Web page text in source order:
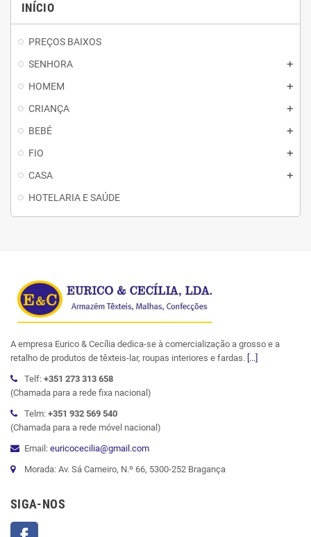
INÍCIO
PREÇOS BAIXOS
SENHORA
HOMEM
CRIANÇA
BEBÉ
FIO
CASA
HOTELARIA E SAÚDE
A empresa Eurico & Cecília dedica-se à comercialização a grosso e a
retalho de produtos de têxteis-lar, roupas interiores e fardas. [...]
Telf: +351 273 313 658
(Chamada para a rede fixa nacional)
Telm: +351 932 569 540
(Chamada para a rede móvel nacional)
Email: euricocecilia@gmail.com
Morada: Av. Sá Carneiro, N.º 66, 5300-252 Bragança
SIGA-NOS